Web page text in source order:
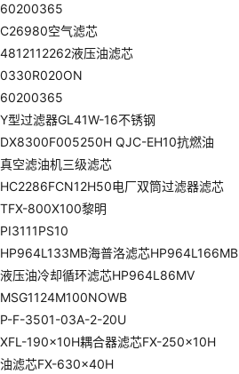
60200365
C26980空气滤芯
4812112262液压油滤芯
0330R020ON
60200365
Y型过滤器GL41W-16不锈钢
DX8300F005250H QJC-EH10抗燃油
真空滤油机三级滤芯
HC2286FCN12H50电厂双筒过滤器滤芯
TFX-800X100黎明
PI3111PS10
HP964L133MB海普洛滤芯HP964L166MB
液压油冷却循环滤芯HP964L86MV
MSG1124M100NOWB
P-F-3501-03A-2-20U
XFL-190x10H耦合器滤芯FX-250x10H
油滤芯FX-630x40H